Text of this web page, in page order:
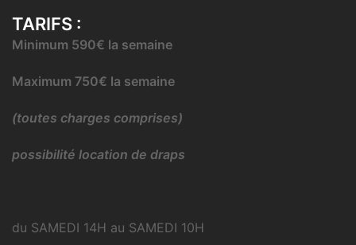
TARIFS :
Minimum 590€ la semaine
Maximum 750€ la semaine
(toutes charges comprises)
possibilité location de draps
du SAMEDI 14H au SAMEDI 10H